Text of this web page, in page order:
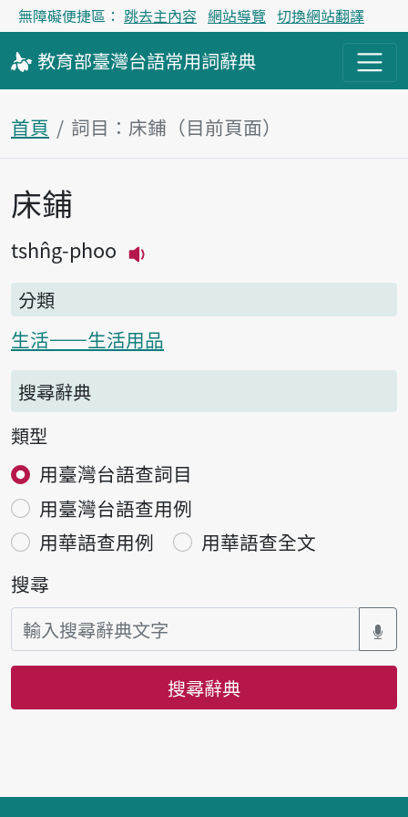
無障礙便捷區： 跳去主內容 網站導覽 切換網站翻譯
教育部臺灣台語常用詞辭典
首頁 詞目：床鋪（目前頁面）
主內容區塊
床鋪
tshn̂g-phoo
分類
生活——生活用品
搜尋辭典
類型
用臺灣台語查詞目
用臺灣台語查用例
用華語查用例
用華語查全文
搜尋
搜尋辭典